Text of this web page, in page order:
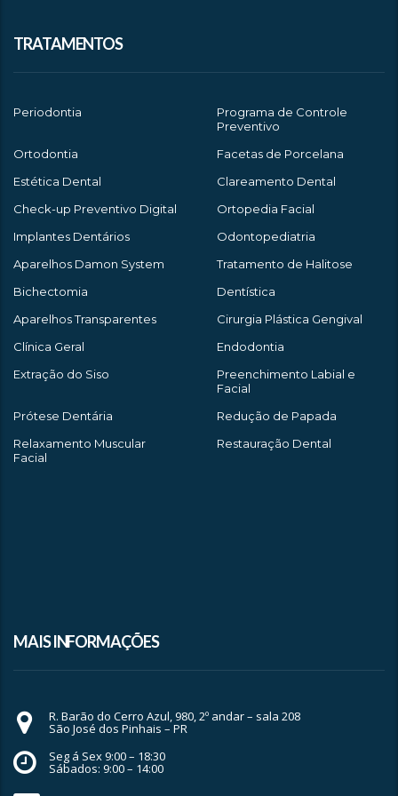
TRATAMENTOS
Periodontia
Programa de Controle
Preventivo
Ortodontia
Facetas de Porcelana
Estética Dental
Clareamento Dental
Check-up Preventivo Digital
Ortopedia Facial
Implantes Dentários
Odontopediatria
Aparelhos Damon System
Tratamento de Halitose
Bichectomia
Dentística
Aparelhos Transparentes
Cirurgia Plástica Gengival
Clínica Geral
Endodontia
Extração do Siso
Preenchimento Labial e
Facial
Prótese Dentária
Redução de Papada
Relaxamento Muscular
Facial
Restauração Dental
MAIS INFORMAÇÕES
R. Barão do Cerro Azul, 980, 2º andar – sala 208
São José dos Pinhais – PR
Seg á Sex 9:00 – 18:30
Sábados: 9:00 – 14:00